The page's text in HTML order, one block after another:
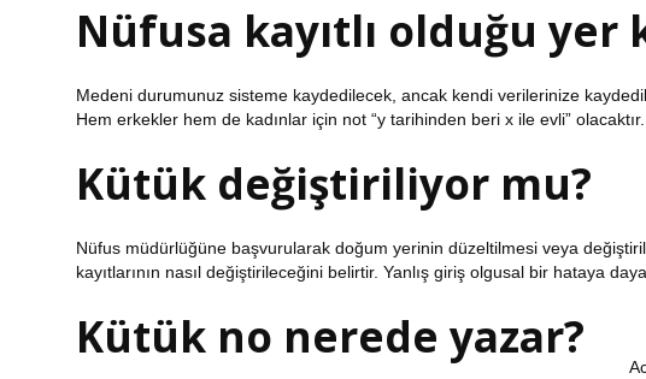
Nüfusa kayıtlı olduğu yer
Medeni durumunuz sisteme kaydedilecek, ancak kendi verilerinize
Hem erkekler hem de kadınlar için not “y tarihinden beri x ile evli” olacaktır.
Kütük değiştiriliyor mu?
Nüfus müdürlüğüne başvurularak doğum yerinin düzeltilmesi veya
kayıtlarının nasıl değiştirileceğini belirtir. Yanlış giriş olgusal bir hataya
Kütük no nerede yazar?